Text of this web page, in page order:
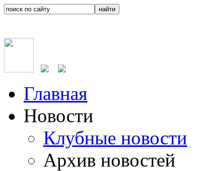
Главная
Новости
Клубные новости
Архив новостей